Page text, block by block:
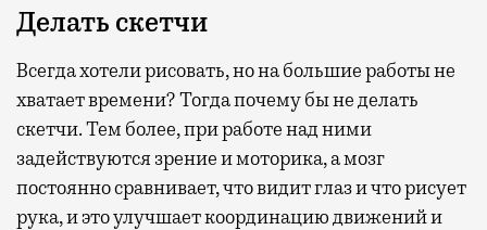
Делать скетчи
Всегда хотели рисовать, но на большие работы не
хватает времени? Тогда почему бы не делать
скетчи. Тем более, при работе над ними
задействуются зрение и моторика, а мозг
постоянно сравнивает, что видит глаз и что рисует
рука, и это улучшает координацию движений и